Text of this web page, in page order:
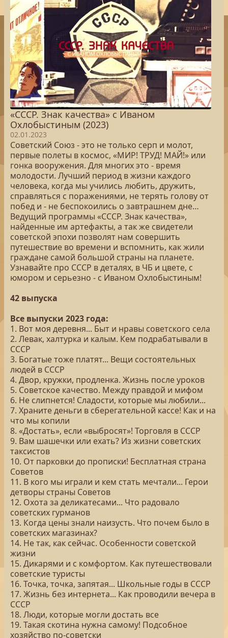
«СССР. Знак качества» с Иваном
Охлобыстиным (2023)
02.01.2023
Советский Союз - это не только серп и молот,
первые полеты в космос, «МИР! ТРУД! МАЙ!» или
гонка вооружения. Для многих это - время
молодости. Лучший период в жизни каждого
человека, когда мы учились любить, дружить,
справляться с поражениями, не терять голову от
побед и - не беспокоились о завтрашнем дне…
Ведущий программы «СССР. Знак качества»,
найденные им артефакты, а так же свидетели
советской эпохи позволят нам совершить
путешествие во времени и вспомнить, как жили
граждане самой большой страны на планете.
Узнавайте про СССР в деталях, в ЧБ и цвете, с
юмором и серьезно - с Иваном Охлобыстиным!
42 выпуска
Все выпуски 2023 года:
1. Вот моя деревня... Быт и нравы советского села
2. Левак, халтурка и калым. Кем подрабатывали в
СССР
3. Богатые тоже платят... Вещи состоятельных
людей в СССР
4. Двор, кружки, продленка. Жизнь после уроков
5. Советское качество. Между правдой и мифом
6. Не слипнется! Сладости, которые мы любили...
7. Храните деньги в сберегательной кассе! Как и на
что мы копили
8. «Достать», если «выбросят»! Торговля в СССР
9. Вам шашечки или ехать? Из жизни советских
таксистов
10. От парковки до прописки! Бесплатная страна
Советов
11. В кого мы играли и кем стать мечтали... Герои
детворы страны Советов
12. Охота за деликатесами... Что радовало
советских гурманов
13. Когда цены знали наизусть. Что почем было в
советских магазинах?
14. Не так, как сейчас. Особенности советской
жизни
15. Дикарями и с комфортом. Как путешествовали
советские туристы
16. Точка, точка, запятая... Школьные годы в СССР
17. Жизнь без интернета... Как проводили вечера в
СССР
18. Люди, которые могли достать все
19. Такая скотина нужна самому! Подсобное
хозяйство по-советски